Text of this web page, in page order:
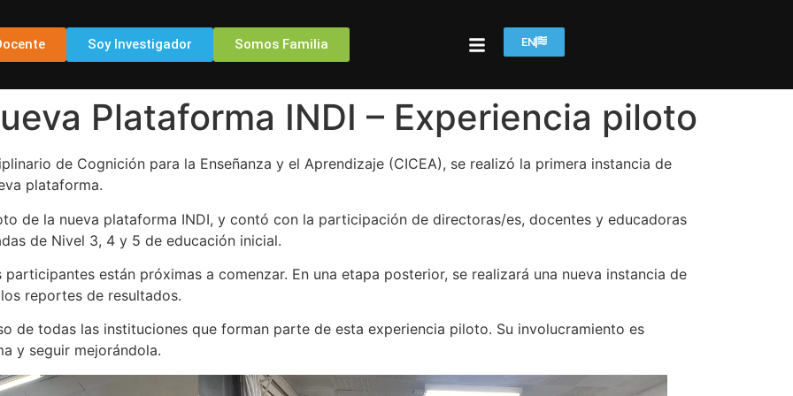
Soy Investigador Somos Familia EN
Plataforma INDI – Experiencia piloto
de Cognición para la Enseñanza y el Aprendizaje (CICEA), se realizó la primera instancia de
plataforma.
de la nueva plataforma INDI, y contó con la participación de directoras/es, docentes y educadoras
de Nivel 3, 4 y 5 de educación inicial.
están próximas a comenzar. En una etapa posterior, se realizará una nueva instancia de
reportes de resultados.
de todas las instituciones que forman parte de esta experiencia piloto. Su involucramiento es
y seguir mejorándola.